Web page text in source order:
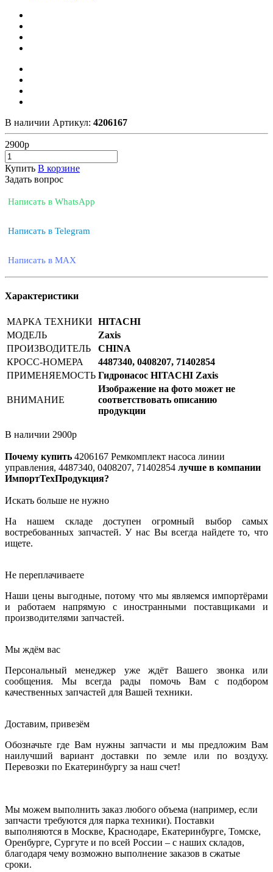
В наличии Артикул: 4206167
2900р
Купить В корзине
Задать вопрос
Написать в WhatsApp
Написать в Telegram
Написать в MAX
Характеристики
МАРКА ТЕХНИКИ HITACHI
МОДЕЛЬ
Zaxis
ПРОИЗВОДИТЕЛЬ
CHINA
КРОСС-НОМЕРА
4487340, 0408207, 71402854
ПРИМЕНЯЕМОСТЬ Гидронасос HITACHI Zaxis
ВНИМАНИЕ
Изображение на фото может не
соответствовать описанию
продукции
В наличии 2900р
Почему купить 4206167 Ремкомплект насоса линии
управления, 4487340, 0408207, 71402854 лучше в компании
ИмпортТехПродукция?
Искать больше не нужно
На нашем складе доступен огромный выбор самых
востребованных запчастей. У нас Вы всегда найдете то, что
ищете.
Не переплачиваете
Наши цены выгодные, потому что мы являемся импортёрами
и работаем напрямую с иностранными поставщиками и
производителями запчастей.
Мы ждём вас
Персональный менеджер уже ждёт Вашего звонка или
сообщения. Мы всегда рады помочь Вам с подбором
качественных запчастей для Вашей техники.
Доставим, привезём
Обозначьте где Вам нужны запчасти и мы предложим Вам
наилучший вариант доставки по земле или по воздуху.
Перевозки по Екатеринбургу за наш счет!
Мы можем выполнить заказ любого объема (например, если
запчасти требуются для парка техники). Поставки
выполняются в Москве, Краснодаре, Екатеринбурге, Томске,
Оренбурге, Сургуте и по всей России – с наших складов,
благодаря чему возможно выполнение заказов в сжатые
сроки.